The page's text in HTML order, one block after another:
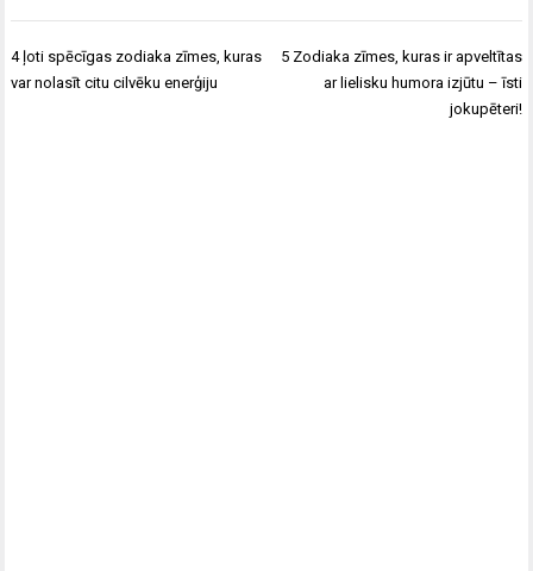
Ziņu
izvēlne
4 ļoti spēcīgas zodiaka zīmes, kuras
var nolasīt citu cilvēku enerģiju
5 Zodiaka zīmes, kuras ir apveltītas
ar lielisku humora izjūtu – īsti
jokupēteri!